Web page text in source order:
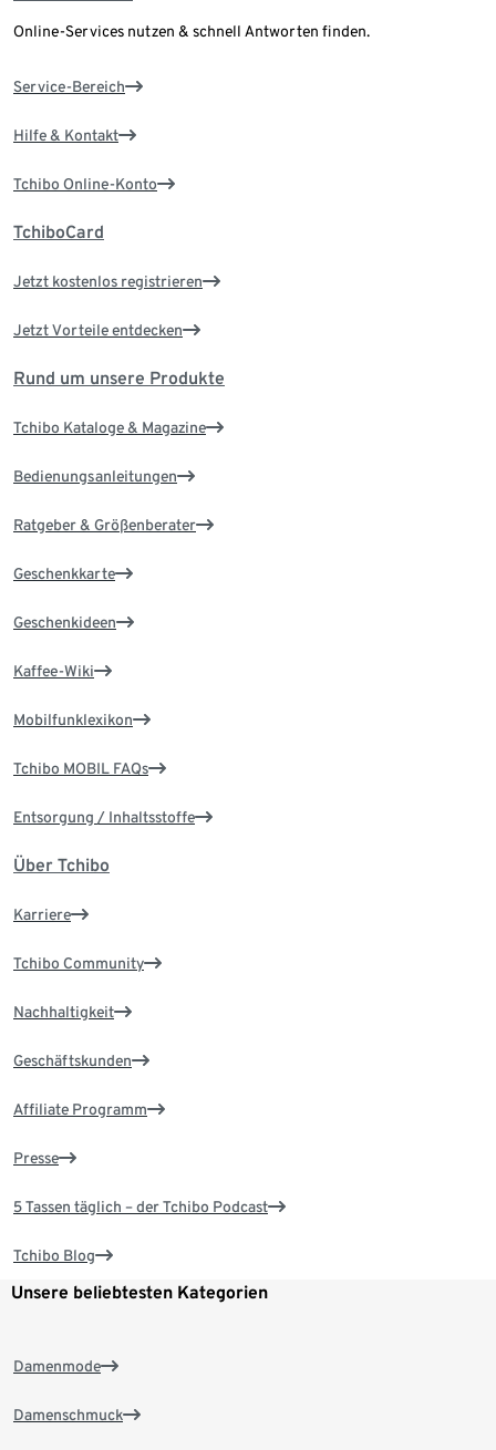
Online-Services nutzen & schnell Antworten finden.
Service-Bereich
Hilfe & Kontakt
Tchibo Online-Konto
TchiboCard
Jetzt kostenlos registrieren
Jetzt Vorteile entdecken
Rund um unsere Produkte
Tchibo Kataloge & Magazine
Bedienungsanleitungen
Ratgeber & Größenberater
Geschenkkarte
Geschenkideen
Kaffee-Wiki
Mobilfunklexikon
Tchibo MOBIL FAQs
Entsorgung / Inhaltsstoffe
Über Tchibo
Karriere
Tchibo Community
Nachhaltigkeit
Geschäftskunden
Affiliate Programm
Presse
5 Tassen täglich – der Tchibo Podcast
Tchibo Blog
Unsere beliebtesten Kategorien
Damenmode
Damenschmuck